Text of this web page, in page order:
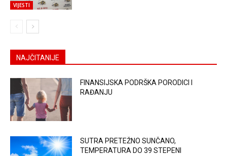
VIJESTI
NAJČITANIJE
FINANSIJSKA PODRŠKA PORODICI I
RAĐANJU
SUTRA PRETEŽNO SUNČANO,
TEMPERATURA DO 39 STEPENI